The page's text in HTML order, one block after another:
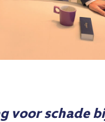
voor schade